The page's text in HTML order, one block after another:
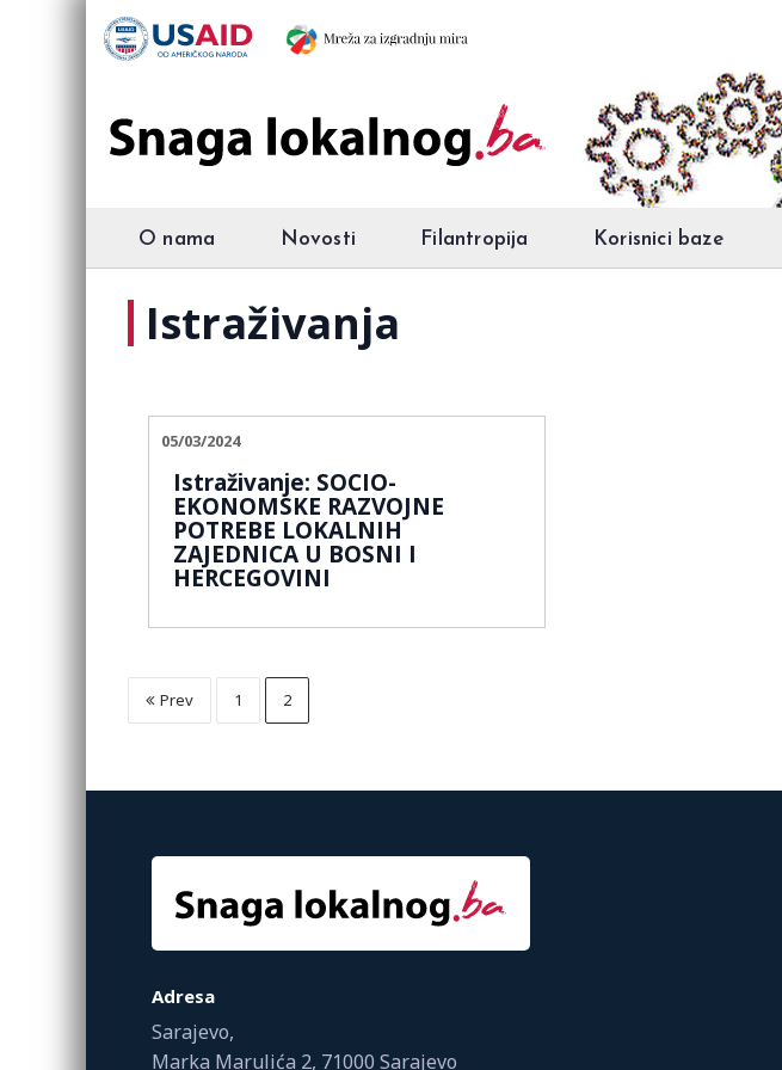
O nama Novosti Filantropija Korisnici baze
Istraživanja
05/03/2024
Istraživanje: SOCIO-
EKONOMSKE RAZVOJNE
POTREBE LOKALNIH
ZAJEDNICA U BOSNI I
HERCEGOVINI
Prev 1 2
Adresa
Sarajevo,
Marka Marulića 2, 71000 Sarajevo